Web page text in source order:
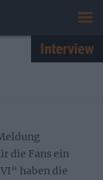
Interview
die Fans ein
haben die